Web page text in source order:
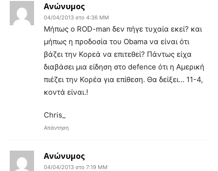
Ανώνυμος
04/04/2013 στο 4:36 ΜΜ
Μήπως ο ROD-man δεν πήγε τυχαία εκεί? και
μήπως η προδοσία του Obama να είναι ότι
βάζει την Κορεά να επιτεθεί? Πάντως είχα
διαβάσει μια είδηση στο defence ότι η Αμερική
πιέζει την Κορέα για επίθεση. Θα δείξει… 11-4,
κοντά είναι.!
Chris_
Απάντηση
Ανώνυμος
04/04/2013 στο 7:19 ΜΜ